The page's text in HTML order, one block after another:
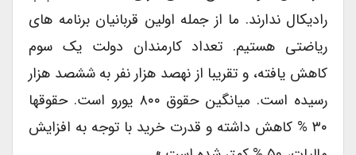
رادیکال ندارند. ما از جمله اولین قربانیان برنامه های
ریاضتی هستیم. تعداد کارمندان دولت یک سوم
کاهش یافته، و تقریبا از نهصد هزار نفر به ششصد هزار
رسیده است. میانگین حقوق ۸۰۰ یورو است. حقوقها
۳۰ % کاهش داشته و قدرت خرید با توجه به افزایش